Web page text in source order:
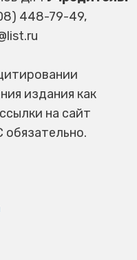
448-79-49,
издания как
на сайт